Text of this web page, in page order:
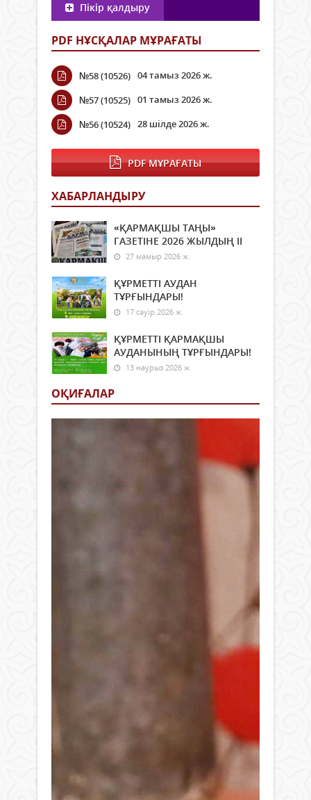
Пікір қалдыру
PDF НҰСҚАЛАР МҰРАҒАТЫ
№58 (10526) 04 тамыз 2026 ж.
№57 (10525) 01 тамыз 2026 ж.
№56 (10524) 28 шілде 2026 ж.
PDF МҰРАҒАТЫ
ХАБАРЛАНДЫРУ
«ҚАРМАҚШЫ ТАҢЫ»
ГАЗЕТІНЕ 2026 ЖЫЛДЫҢ ІI
27 мамыр 2026 ж.
ҚҰРМЕТТІ АУДАН
ТҰРҒЫНДАРЫ!
17 сәуір 2026 ж.
ҚҰРМЕТТІ ҚАРМАҚШЫ
АУДАНЫНЫҢ ТҰРҒЫНДАРЫ!
13 наурыз 2026 ж.
ОҚИҒАЛАР